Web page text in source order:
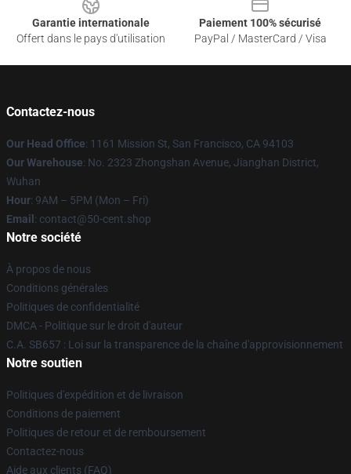
Garantie internationale
Offert dans le pays d'utilisation
Paiement 100% sécurisé
PayPal / MasterCard / Visa
Contactez-nous
Our Head Office: 1161 Mission St, San Francisco, CA 94103
Our Warehouse: No. 2323 Zhongshan Avenue, Jianghan District,
Wuhan
Hour: 9AM – 5PM (Mon – Fri)
Email : contact@50-cent.shop
Notre société
À propos de nous
Conditions générales
Politiques de confidentialité
DMCA - Politique sur le droit d'auteur
C.A. SB657 : Loi sur la transparence de la chaîne d'approvisionnement
Notre soutien
Politiques d'expédition et de livraison
Conditions de paiement
Politiques de retour et de remboursement
Contactez-nous
Aide aux clients (FAQ)